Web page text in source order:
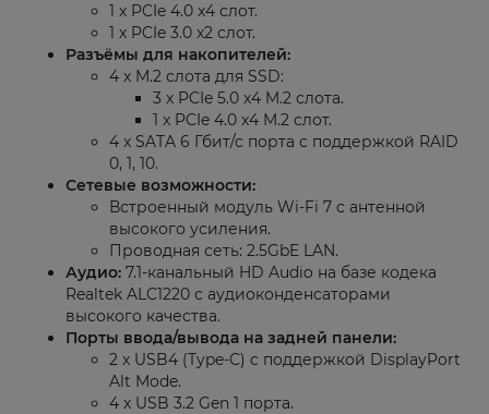
1 x PCIe 4.0 x4 слот.
1 x PCIe 3.0 x2 слот.
Разъёмы для накопителей:
4 x M.2 слота для SSD:
3 x PCIe 5.0 x4 M.2 слота.
1 x PCIe 4.0 x4 M.2 слот.
4 x SATA 6 Гбит/с порта с поддержкой RAID
0, 1, 10.
Сетевые возможности:
Встроенный модуль Wi-Fi 7 с антенной
высокого усиления.
Проводная сеть: 2.5GbE LAN.
Аудио: 7.1-канальный HD Audio на базе кодека
Realtek ALC1220 с аудиоконденсаторами
высокого качества.
Порты ввода/вывода на задней панели:
2 x USB4 (Type-C) с поддержкой DisplayPort
Alt Mode.
4 x USB 3.2 Gen 1 порта.